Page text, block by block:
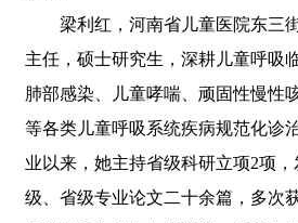
梁利红，河南省儿童医院东三街
主任，硕士研究生，深耕儿童呼吸
肺部感染、儿童哮喘、顽固性慢性
等各类儿童呼吸系统疾病规范化诊
业以来，她主持省级科研立项2项
级、省级专业论文二十余篇，多次